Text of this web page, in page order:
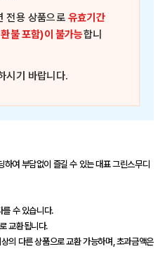
전용 상품으로유효기간
불 포함)이 불가능합니
시기 바랍니다.
여 부담없이 즐길 수 있는 대표 그린스무디
를 수 있습니다.
교환됩니다.
의 다른 상품으로 교환 가능하며, 초과금액은